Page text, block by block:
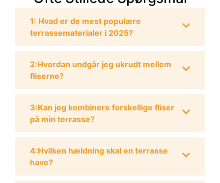
1: Hvad er de mest populære
terrassematerialer i 2025?
2:Hvordan undgår jeg ukrudt mellem
fliserne?
3:Kan jeg kombinere forskellige fliser
på min terrasse?
4:Hvilken hældning skal en terrasse
have?